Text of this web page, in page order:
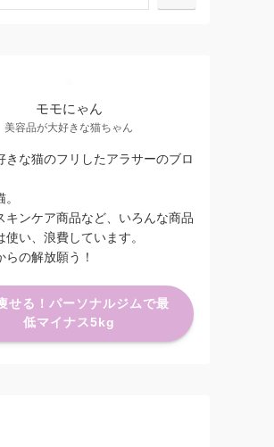
モモにゃん
美容品が大好きな猫ちゃん
きな猫のフリしたアラサーのブロ
キンケア商品など、いろんな商品
使い、浪費しています。
らの解放願う！
せる！パーソナルジムで最
低マイナス5kg